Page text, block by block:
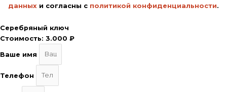
данных и согласны с политикой конфиденциальности.
Серебряный ключ
Стоимость: 3.000 ₽
Ваше имя
Телефон